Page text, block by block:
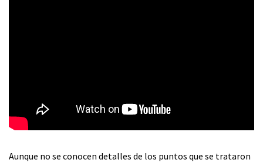
Aunque no se conocen detalles de los puntos que se trataron